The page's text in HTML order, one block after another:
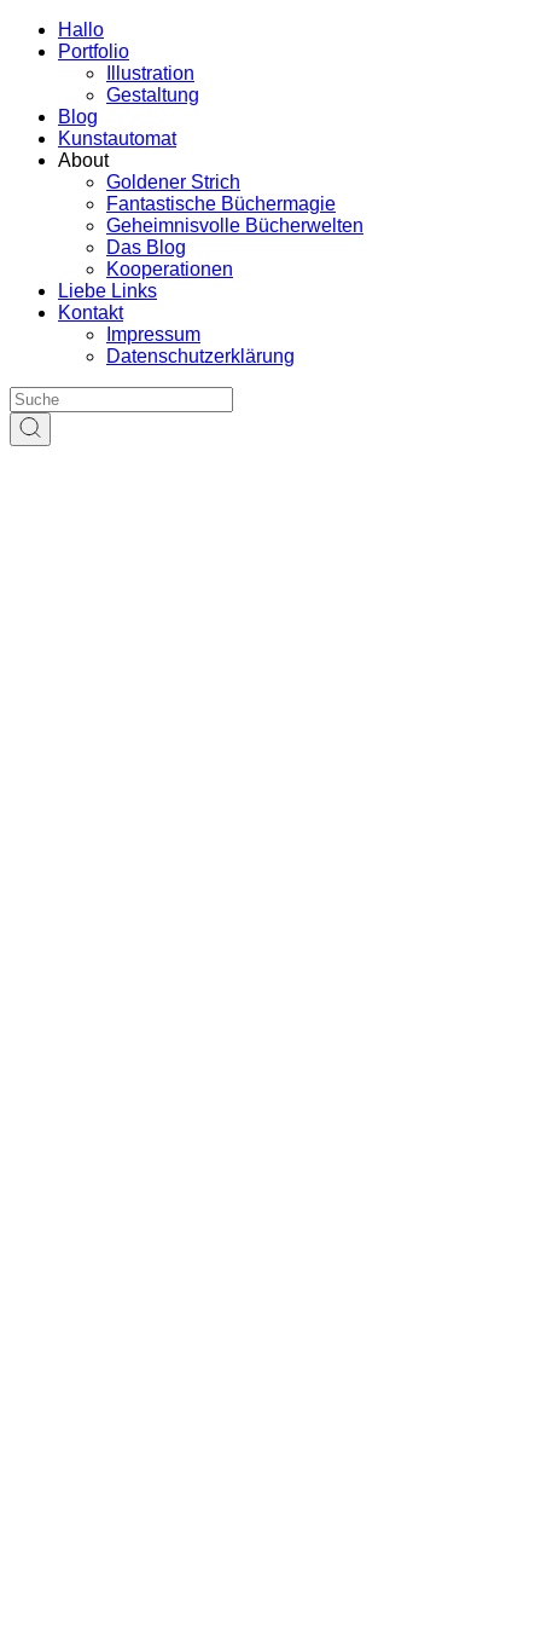
Hallo
Portfolio
Illustration
Gestaltung
Blog
Kunstautomat
About
Goldener Strich
Fantastische Büchermagie
Geheimnisvolle Bücherwelten
Das Blog
Kooperationen
Liebe Links
Kontakt
Impressum
Datenschutzerklärung